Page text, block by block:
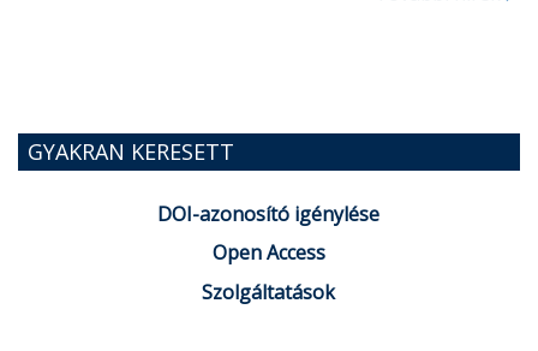
GYAKRAN KERESETT
DOI-azonosító igénylése
Open Access
Szolgáltatások